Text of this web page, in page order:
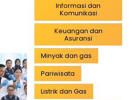
Informasi dan
Komunikasi
Keuangan dan
Asuransi
Minyak dan gas
Pariwisata
Listrik dan Gas